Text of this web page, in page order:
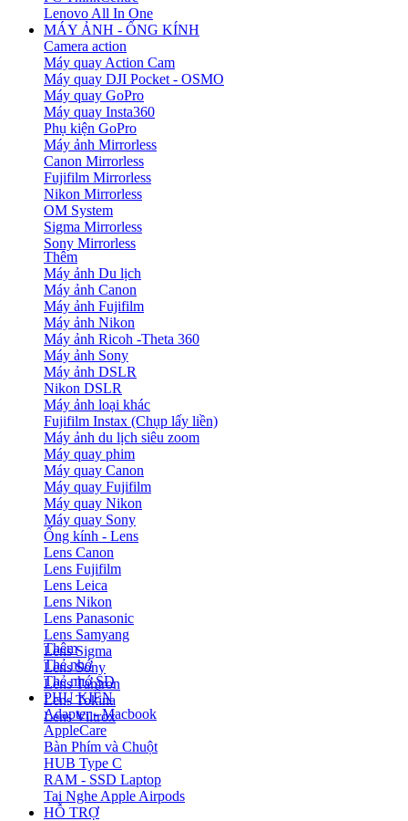
Lenovo All In One
MÁY ẢNH - ỐNG KÍNH
Camera action
Máy quay Action Cam
Máy quay DJI Pocket - OSMO
Máy quay GoPro
Máy quay Insta360
Phụ kiện GoPro
Máy ảnh Mirrorless
Canon Mirrorless
Fujifilm Mirrorless
Nikon Mirrorless
OM System
Sigma Mirrorless
Sony Mirrorless
Thêm
Máy ảnh Du lịch
Máy ảnh Canon
Máy ảnh Fujifilm
Máy ảnh Nikon
Máy ảnh Ricoh -Theta 360
Máy ảnh Sony
Máy ảnh DSLR
Nikon DSLR
Máy ảnh loại khác
Fujifilm Instax (Chụp lấy liền)
Máy ảnh du lịch siêu zoom
Máy quay phim
Máy quay Canon
Máy quay Fujifilm
Máy quay Nikon
Máy quay Sony
Ống kính - Lens
Lens Canon
Lens Fujifilm
Lens Leica
Lens Nikon
Lens Panasonic
Lens Samyang
Lens Sigma
Lens Sony
Lens Tamron
Lens Tokina
Lens Viltrox
Thêm
Thẻ nhớ
Thẻ nhớ SD
PHỤ KIỆN
Adapter - Macbook
AppleCare
Bàn Phím và Chuột
HUB Type C
RAM - SSD Laptop
Tai Nghe Apple Airpods
HỖ TRỢ